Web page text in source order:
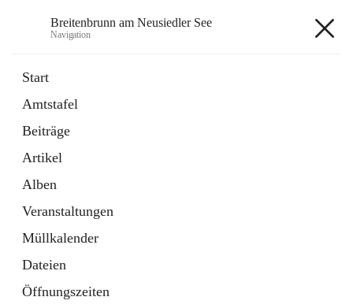
Breitenbrunn am Neusiedler See
Navigation
Start
Amtstafel
Beiträge
Artikel
Alben
Veranstaltungen
Müllkalender
Dateien
Öffnungszeiten
18 Schnellzugriffe
Gemeindeservice